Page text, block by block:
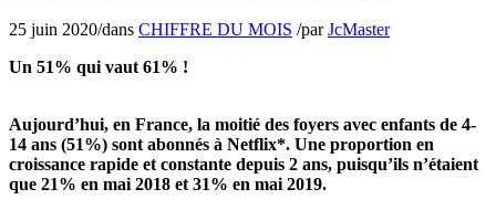
25 juin 2020/dans CHIFFRE DU MOIS /parJcMaster
Un 51% qui vaut 61% !
Aujourd’hui, en France, la moitié des foyers avec enfants de 4-
14 ans (51%) sont abonnés à Netflix*. Une proportion en
croissance rapide et constante depuis 2 ans, puisqu’ils n’étaient
que 21% en mai 2018 et 31% en mai 2019.